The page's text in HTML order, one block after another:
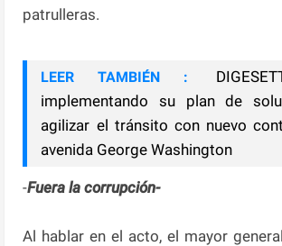
patrulleras.
LEER TAMBIÉN :
implementando su plan de
agilizar el tránsito con nuevo
avenida George Washington
-Fuera la corrupción-
Al hablar en el acto, el mayor general